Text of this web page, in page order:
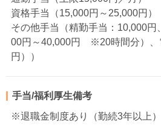
資格手当（15,000円～25,000円）
その他手当（精勤手当：10,000
00円～40,000円 ※20時間分）、
円））
手当/福利厚生備考
※退職金制度あり（勤続3年以上）